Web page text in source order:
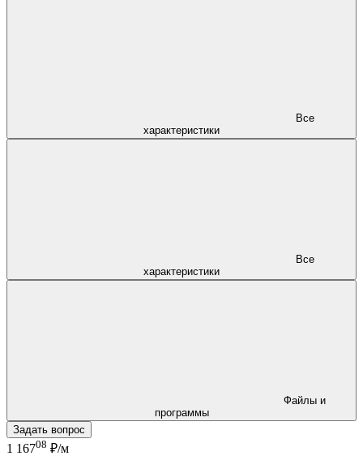
характеристики
характеристики
программы
Задать вопрос
1 16708 ₽/м